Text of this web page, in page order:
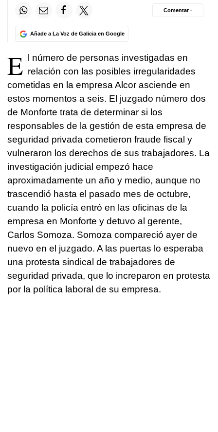
Añade a La Voz de Galicia en Google
Comentar ·
E
l número de personas investigadas en
relación con las posibles irregularidades
cometidas en la empresa Alcor asciende en
estos momentos a seis. El juzgado número dos
de Monforte trata de determinar si los
responsables de la gestión de esta empresa de
seguridad privada cometieron fraude fiscal y
vulneraron los derechos de sus trabajadores. La
investigación judicial empezó hace
aproximadamente un año y medio, aunque no
trascendió hasta el pasado mes de octubre,
cuando la policía entró en las oficinas de la
empresa en Monforte y detuvo al gerente,
Carlos Somoza. Somoza compareció ayer de
nuevo en el juzgado. A las puertas lo esperaba
una protesta sindical de trabajadores de
seguridad privada, que lo increparon en protesta
por la política laboral de su empresa.